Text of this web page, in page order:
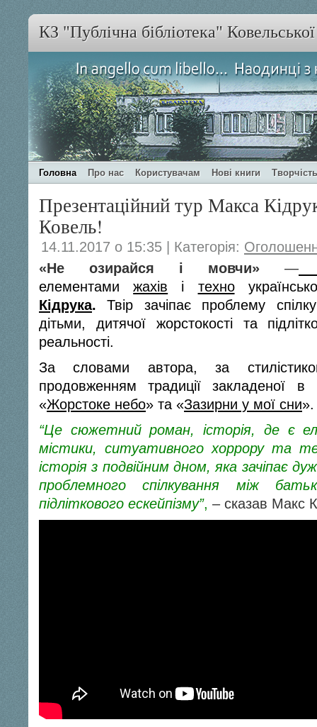
КЗ "Публічна бібліотека"
Головна Про нас Користувачам Нові книги
Презентаційний тур Макса
Ковель!
14.11.2017 о 15:35 | Категорія:
«Не озирайся і мовчи» —
елементамижахів і техно
Кідрука. Твір зачіпає проблему
дітьми, дитячої жорстокості та
реальності.
За словами автора, за
продовженням традиції закладеної в
«Жорстоке небо» та «Зазирни у мої сни».
“Це сюжетний роман, історія, де є
містики, ситуативного хоррору та
історія з подвійним дном, яка зачіпає
проблемного спілкування між
підліткового ескейпізму”, – сказав Макс